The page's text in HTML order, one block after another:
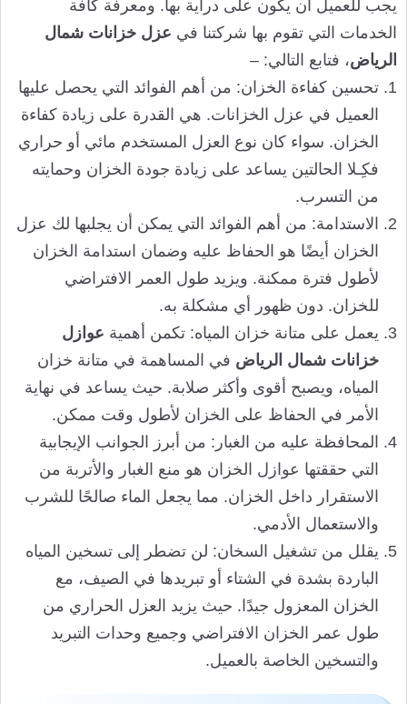
يجب للعميل أن يكون على دراية بها. ومعرفة كافة
الخدمات التي تقوم بها شركتنا في عزل خزانات شمال
الرياض، فتابع التالي: –
تحسين كفاءة الخزان: من أهم الفوائد التي يحصل عليها
العميل في عزل الخزانات. هي القدرة على زيادة كفاءة
الخزان. سواء كان نوع العزل المستخدم مائي أو حراري
فكِـلا الحالتين يساعد على زيادة جودة الخزان وحمايته
من التسرب.
الاستدامة: من أهم الفوائد التي يمكن أن يجلبها لك عزل
الخزان أيضًا هو الحفاظ عليه وضمان استدامة الخزان
لأطول فترة ممكنة. ويزيد طول العمر الافتراضي
للخزان. دون ظهور أي مشكلة به.
يعمل على متانة خزان المياه: تكمن أهمية عوازل
خزانات شمال الرياض في المساهمة في متانة خزان
المياه، ويصبح أقوى وأكثر صلابة. حيث يساعد في نهاية
الأمر في الحفاظ على الخزان لأطول وقت ممكن.
المحافظة عليه من الغبار: من أبرز الجوانب الإيجابية
التي حققتها عوازل الخزان هو منع الغبار والأتربة من
الاستقرار داخل الخزان. مما يجعل الماء صالحًا للشرب
والاستعمال الأدمي.
يقلل من تشغيل السخان: لن تضطر إلى تسخين المياه
الباردة بشدة في الشتاء أو تبريدها في الصيف، مع
الخزان المعزول جيدًا. حيث يزيد العزل الحراري من
طول عمر الخزان الافتراضي وجميع وحدات التبريد
والتسخين الخاصة بالعميل.